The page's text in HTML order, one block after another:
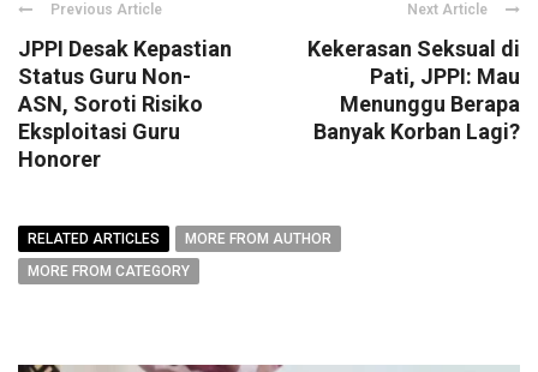
Previous Article
JPPI Desak Kepastian
Status Guru Non-
ASN, Soroti Risiko
Eksploitasi Guru
Honorer
Next Article
Kekerasan Seksual di
Pati, JPPI: Mau
Menunggu Berapa
Banyak Korban Lagi?
RELATED ARTICLES
MORE FROM AUTHOR
MORE FROM CATEGORY